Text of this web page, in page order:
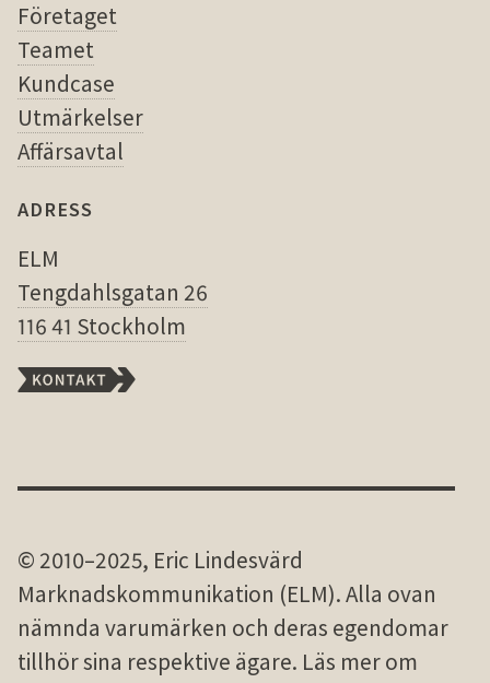
Företaget
Teamet
Kundcase
Utmärkelser
Affärsavtal
ADRESS
ELM
Tengdahlsgatan 26
116 41 Stockholm
© 2010–2025, Eric Lindesvärd
Marknadskommunikation (ELM). Alla ovan
nämnda varu­märken och deras egen­domar
tillhör sina res­pek­tive ägare. Läs mer om